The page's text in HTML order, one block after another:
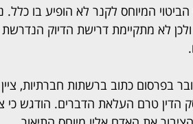
המיוחס לקנר לא הופיע בו כלל.
לא מתקיימת דרישת הדיוק
בפרסום כתוב ברשתות חברתיות,
הדין טרם העלאת הדברים. הודגש כי